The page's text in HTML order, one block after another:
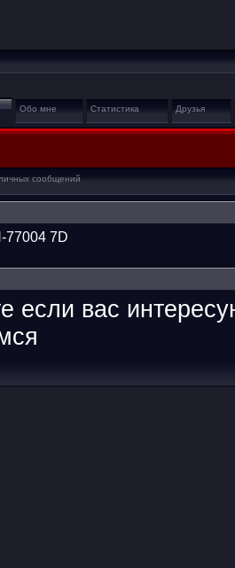
Обо мне Статистика Друзья
сообщений
77004 7D
если вас